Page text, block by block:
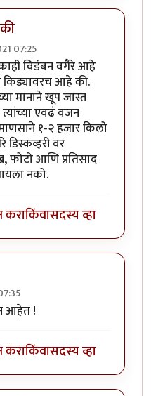
07:25
विडंबन वगैरे आहे
आहे की.
मानाने खूप जास्त
एवढं वजन
१-२ हजार किलो
वर
आणि प्रतिसाद
नको.
कराकिंवासदस्य व्हा
आहेत !
कराकिंवासदस्य व्हा